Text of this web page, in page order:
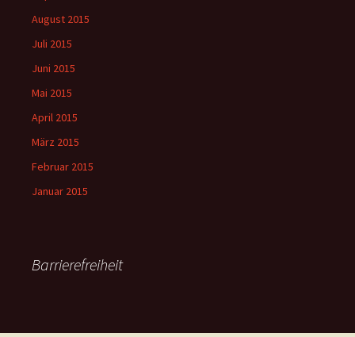
August 2015
Juli 2015
Juni 2015
Mai 2015
April 2015
März 2015
Februar 2015
Januar 2015
Barrierefreiheit